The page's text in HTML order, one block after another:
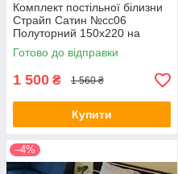
Комплект постільної білизни
Страйп Сатин №сс06
Полуторний 150х220 на
кнопках
Готово до відправки
1 500 ₴ 1 560 ₴
Купити
–4%